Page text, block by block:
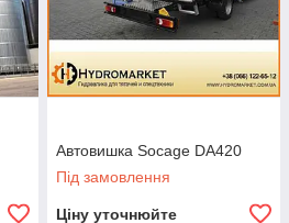
Автовишка Socage DA420
Під замовлення
Ціну уточнюйте